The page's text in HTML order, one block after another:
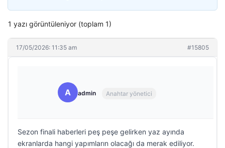
1 yazı görüntüleniyor (toplam 1)
17/05/2026: 11:35 am #15805
A admin Anahtar yönetici
Sezon finali haberleri peş peşe gelirken yaz ayında
ekranlarda hangi yapımların olacağı da merak ediliyor.